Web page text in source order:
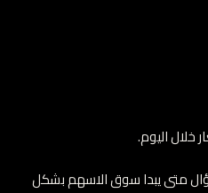
خلال اليوم.
متى يبدا سوق الاسهم بشكل